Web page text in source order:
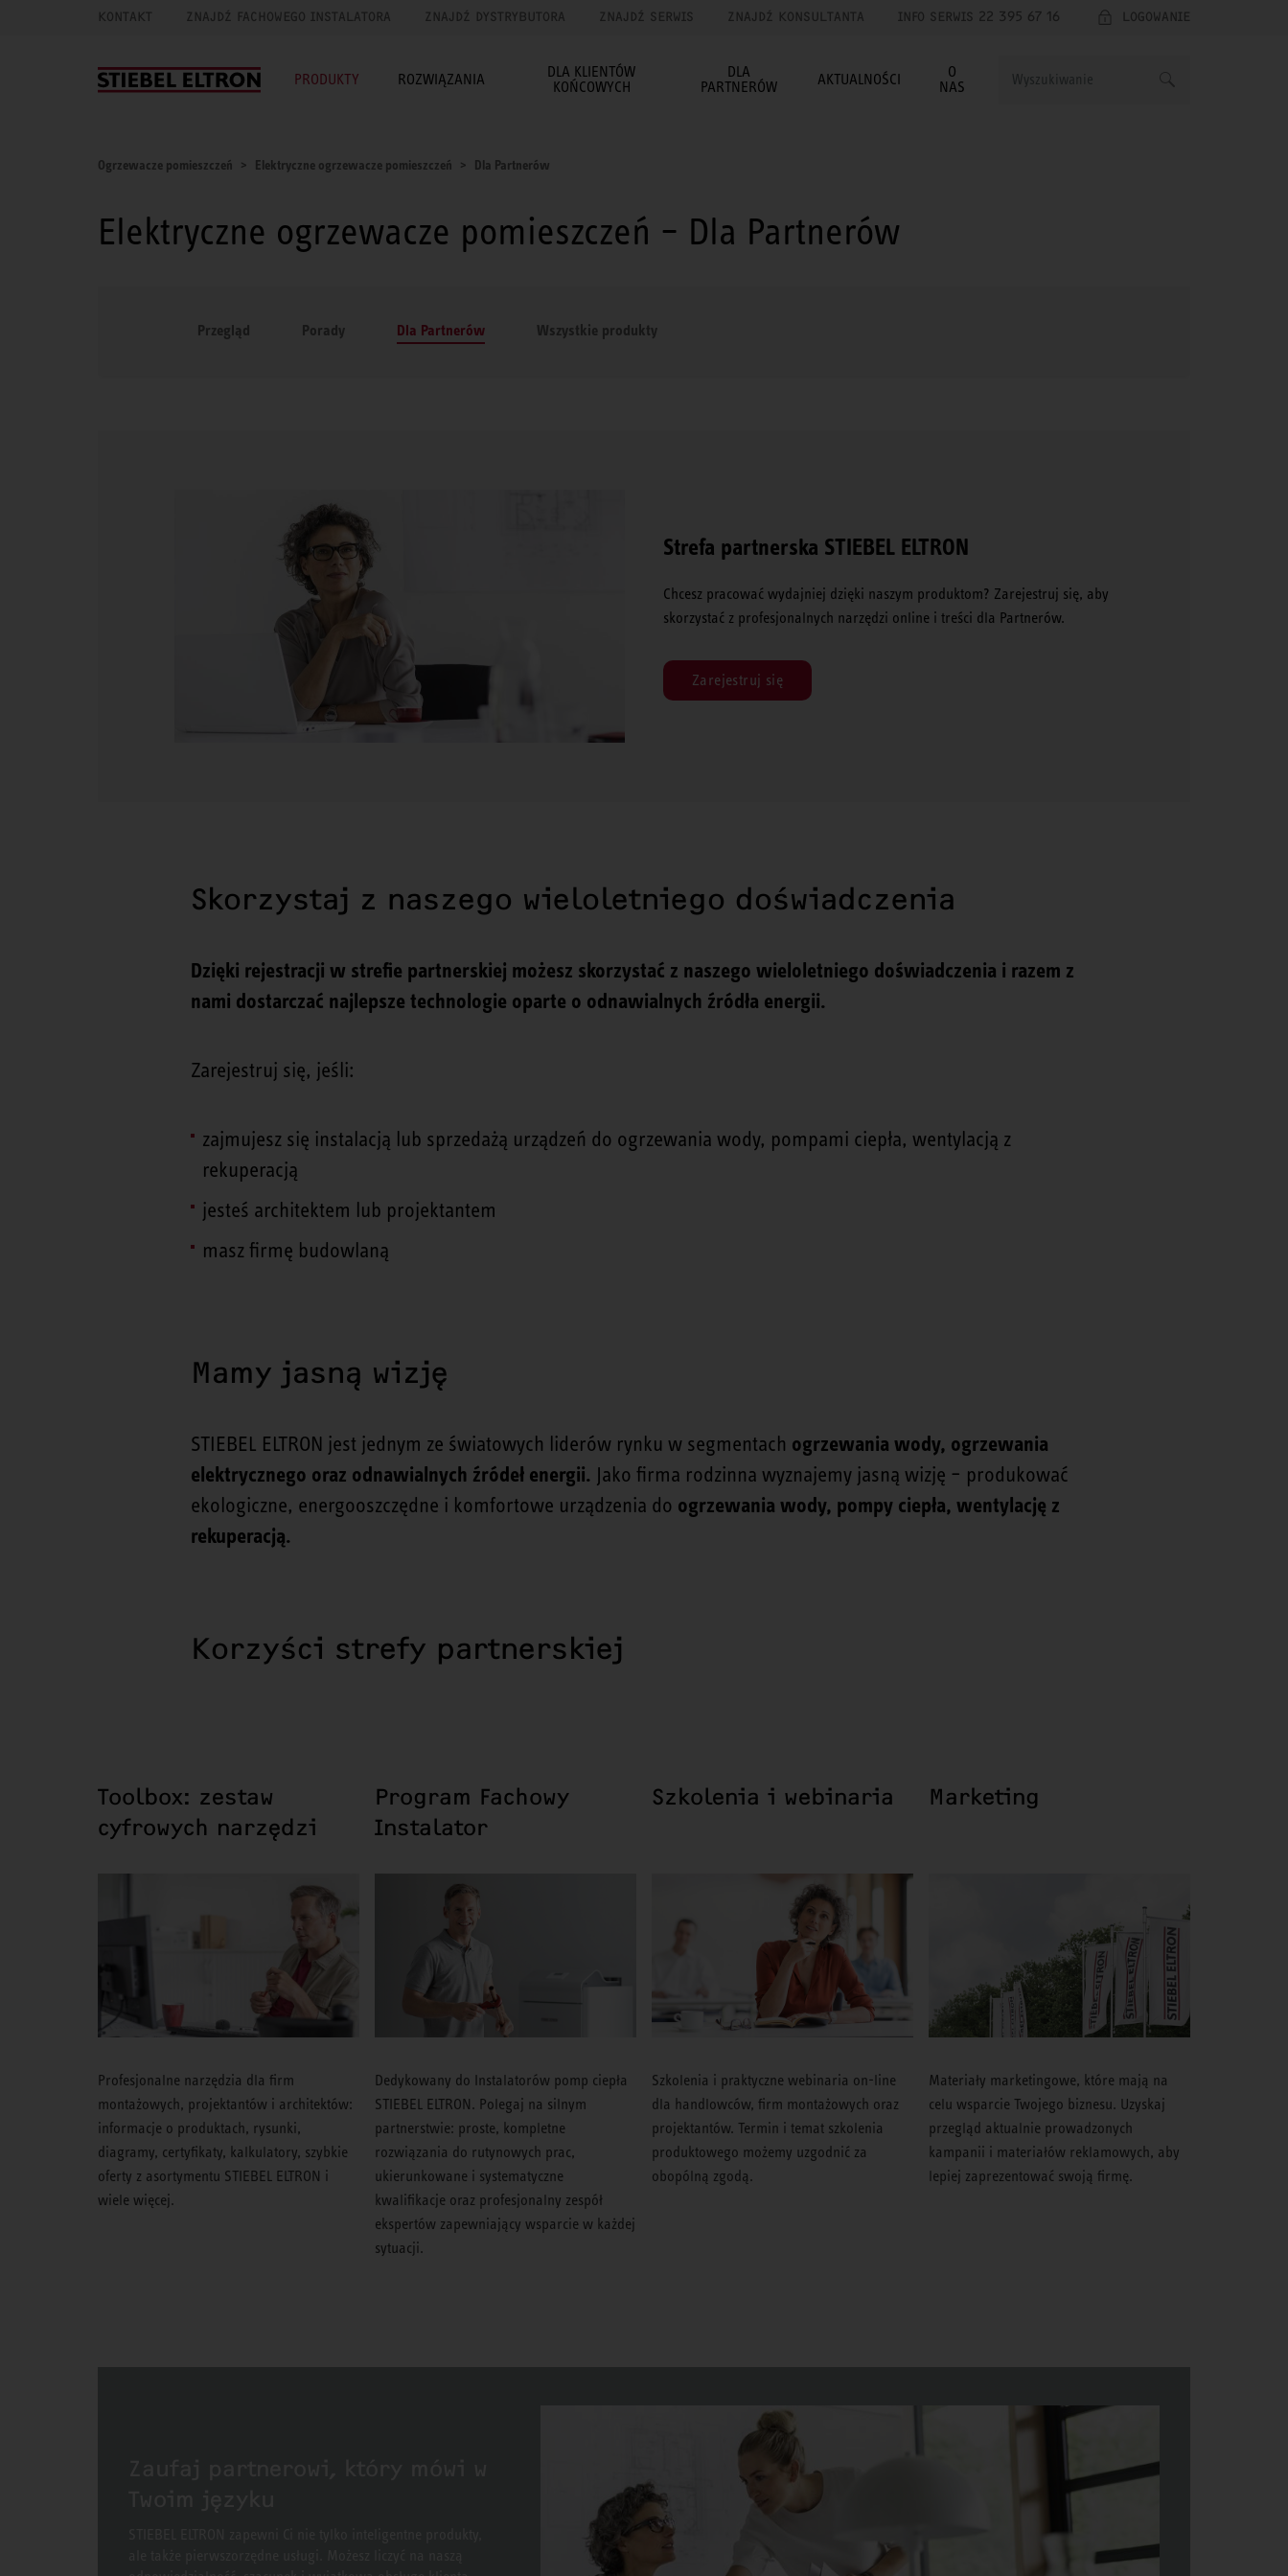
KONTAKT ZNAJDŹ FACHOWEGO INSTALATORA ZNAJDŹ DYSTRYBUTORA ZNAJDŹ SERWIS ZNAJDŹ KONSULTANTA INFO SERWIS 22 395 67 16 LOGOWANIE
PRODUKTY ROZWIĄZANIA
DLA KLIENTÓW
KOŃCOWYCH
DLA
PARTNERÓW
AKTUALNOŚCI
O
NAS
Ogrzewacze pomieszczeń Elektryczne ogrzewacze pomieszczeń Dla Partnerów
Elektryczne ogrzewacze pomieszczeń – Dla Partnerów
Przegląd Porady Dla Partnerów Wszystkie produkty
Strefa partnerska STIEBEL ELTRON
Chcesz pracować wydajniej dzięki naszym produktom? Zarejestruj się, aby
skorzystać z profesjonalnych narzędzi online i treści dla Partnerów.
Zarejestruj się
Skorzystaj z naszego wieloletniego doświadczenia
Dzięki rejestracji w strefie partnerskiej możesz skorzystać z naszego wieloletniego doświadczenia i razem z
nami dostarczać najlepsze technologie oparte o odnawialnych źródła energii.
Zarejestruj się, jeśli:
zajmujesz się instalacją lub sprzedażą urządzeń do ogrzewania wody, pompami ciepła, wentylacją z
rekuperacją
jesteś architektem lub projektantem
masz firmę budowlaną
Mamy jasną wizję
STIEBEL ELTRON jest jednym ze światowych liderów rynku w segmentach ogrzewania wody, ogrzewania
elektrycznego oraz odnawialnych źródeł energii. Jako firma rodzinna wyznajemy jasną wizję – produkować
ekologiczne, energooszczędne i komfortowe urządzenia do ogrzewania wody, pompy ciepła, wentylację z
rekuperacją.
Korzyści strefy partnerskiej
Toolbox: zestaw
cyfrowych narzędzi
Profesjonalne narzędzia dla firm
montażowych, projektantów i architektów:
informacje o produktach, rysunki,
diagramy, certyfikaty, kalkulatory, szybkie
oferty z asortymentu STIEBEL ELTRON i
wiele więcej.
Program Fachowy
Instalator
Dedykowany do Instalatorów pomp ciepła
STIEBEL ELTRON. Polegaj na silnym
partnerstwie: proste, kompletne
rozwiązania do rutynowych prac,
ukierunkowane i systematyczne
kwalifikacje oraz profesjonalny zespół
ekspertów zapewniający wsparcie w każdej
sytuacji.
Szkolenia i webinaria
Szkolenia i praktyczne webinaria on-line
dla handlowców, firm montażowych oraz
projektantów. Termin i temat szkolenia
produktowego możemy uzgodnić za
obopólną zgodą.
Marketing
Materiały marketingowe, które mają na
celu wsparcie Twojego biznesu. Uzyskaj
przegląd aktualnie prowadzonych
kampanii i materiałów reklamowych, aby
lepiej zaprezentować swoją firmę.